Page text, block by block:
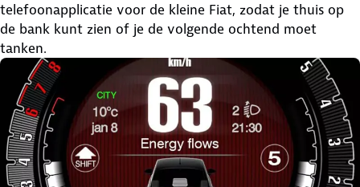
telefoonapplicatie voor de kleine Fiat, zodat je thuis op
de bank kunt zien of je de volgende ochtend moet
tanken.